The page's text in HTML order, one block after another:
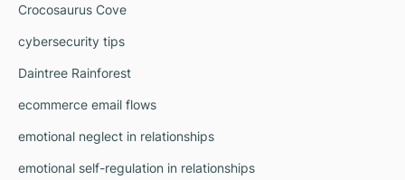
Crocosaurus Cove
cybersecurity tips
Daintree Rainforest
ecommerce email flows
emotional neglect in relationships
emotional self-regulation in relationships